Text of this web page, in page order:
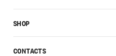
CONTACTS
SHOP